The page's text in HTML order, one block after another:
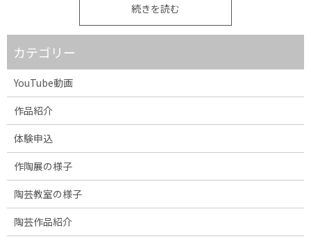
続きを読む
カテゴリー
YouTube動画
作品紹介
体験申込
作陶展の様子
陶芸教室の様子
陶芸作品紹介